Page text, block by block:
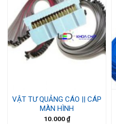
VẬT TƯ QUẢNG CÁO || CÁP
MÀN HÌNH
10.000₫